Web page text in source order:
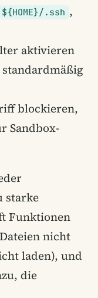
${HOME}/.ssh ,
aktivieren
blockieren,
Sandbox-
starke
Funktionen
nicht
laden), und
die